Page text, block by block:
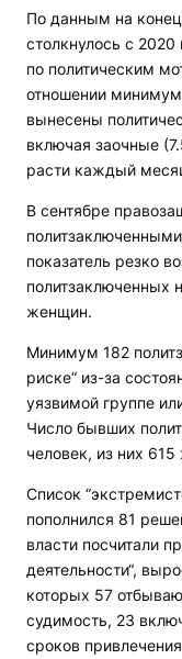
По данным на
столкнулось с
по политическим
отношении
вынесены
включая заочные
расти каждый
В сентябре
показатель резко
политзаключенных
женщин.
Минимум 182
риске“ из-за
уязвимой группе
Число бывших
человек, из них
Список
пополнился 81
власти посчитали
деятельности“,
которых 57
судимость, 23
сроков